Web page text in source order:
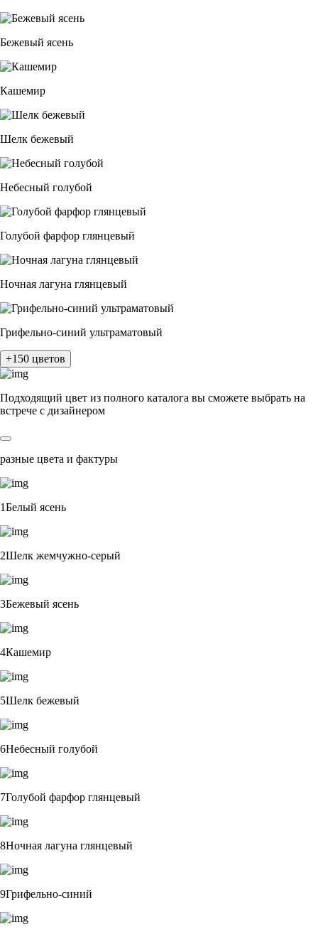
Бежевый ясень
Кашемир
Шелк бежевый
Небесный голубой
Голубой фарфор глянцевый
Ночная лагуна глянцевый
Грифельно-синий ультраматовый
+150 цветов
Подходящий цвет из полного каталога вы сможете выбрать на
встрече с дизайнером
разные цвета и фактуры
1Белый ясень
2Шелк жемчужно-серый
3Бежевый ясень
4Кашемир
5Шелк бежевый
6Небесный голубой
7Голубой фарфор глянцевый
8Ночная лагуна глянцевый
9Грифельно-синий